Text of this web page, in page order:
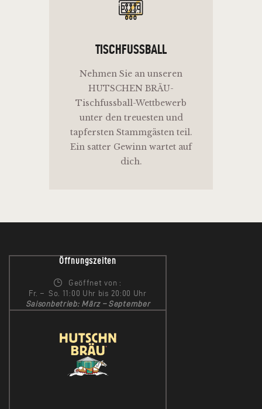
TISCHFUSSBALL
Nehmen Sie an unseren
HUTSCHEN BRÄU-
Tischfussball-Wettbewerb
unter den treuesten und
tapfersten Stammgästen teil.
Ein satter Gewinn wartet auf
dich.
Öffnungszeiten
Geöffnet von :
Fr. – So. 11:00 Uhr bis 20:00 Uhr
Saisonbetrieb: März – September